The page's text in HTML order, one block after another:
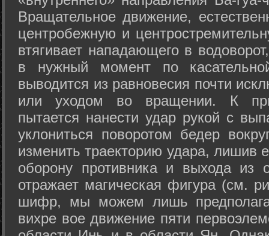
Вращательное движение,
центробежную и
втягивает нападающего в
в нужный момент по
выводится из равновесия почти
или уходом во вращении. К
пытается нанести удар рукой с
уклониться поворотом бедер
изменить траекторию удара, лишив
оборону противника и выхода из
отражает магическая фигура (см.
шифр, мы можем лишь
вихре вое движение пяти